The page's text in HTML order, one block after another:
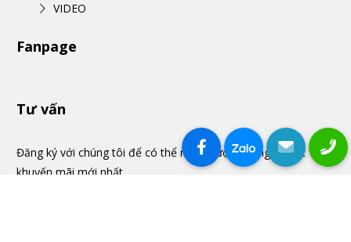
VIDEO
Fanpage
Tư vấn
Đăng ký với chúng tôi để có thể nhận được những tin tức
khuyến mãi mới nhất.